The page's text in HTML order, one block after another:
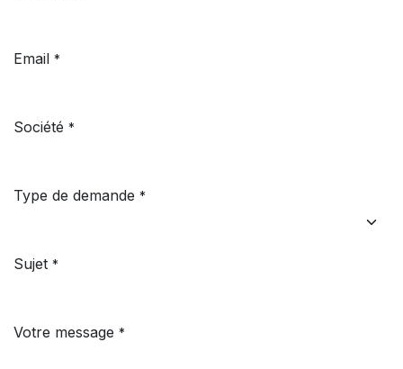
Email *
Société *
Type de demande *
Sujet *
Votre message *